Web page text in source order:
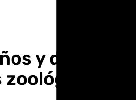
y destaca